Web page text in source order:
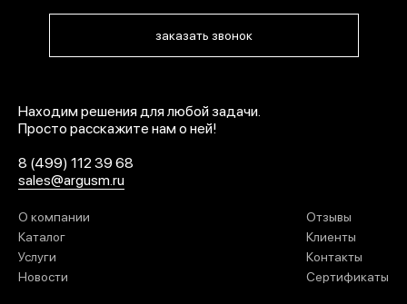
заказать звонок
Находим решения для любой задачи.
Просто расскажите нам о ней!
8 (499) 112 39 68
sales@argusm.ru
О компании
Каталог
Услуги
Новости
Отзывы
Клиенты
Контакты
Сертификаты